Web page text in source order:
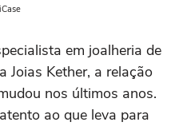
em joalheria de
Joias Kether, a relação
nos últimos anos.
ao que leva para